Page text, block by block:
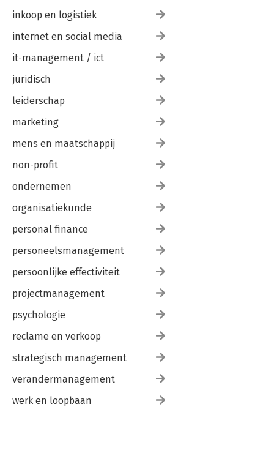
inkoop en logistiek
internet en social media
it-management / ict
juridisch
leiderschap
marketing
mens en maatschappij
non-profit
ondernemen
organisatiekunde
personal finance
personeelsmanagement
persoonlijke effectiviteit
projectmanagement
psychologie
reclame en verkoop
strategisch management
verandermanagement
werk en loopbaan